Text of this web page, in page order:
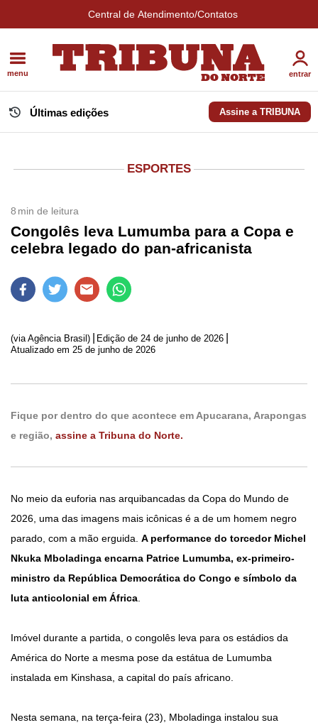
Central de Atendimento/Contatos
menu entrar
Últimas edições Assine a TRIBUNA
ESPORTES
8 min de leitura
Congolês leva Lumumba para a Copa e
celebra legado do pan-africanista
(via Agência Brasil) Edição de 24 de junho de 2026
Atualizado em 25 de junho de 2026
Fique por dentro do que acontece em Apucarana, Arapongas
e região, assine a Tribuna do Norte.
No meio da euforia nas arquibancadas da Copa do Mundo de
2026, uma das imagens mais icônicas é a de um homem negro
parado, com a mão erguida. A performance do torcedor Michel
Nkuka Mboladinga encarna Patrice Lumumba, ex-primeiro-
ministro da República Democrática do Congo e símbolo da
luta anticolonial em África.
Imóvel durante a partida, o congolês leva para os estádios da
América do Norte a mesma pose da estátua de Lumumba
instalada em Kinshasa, a capital do país africano.
Nesta semana, na terça-feira (23), Mboladinga instalou sua